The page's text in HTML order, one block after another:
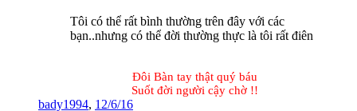
Tôi có thể rất bình thường trên đây với các
bạn..nhưng có thể đời thường thực là tôi rất điên
Đôi Bàn tay thật quý báu
Suốt đời người cậy chờ !!​
bady1994, 12/6/16